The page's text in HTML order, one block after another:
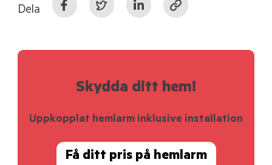
Dela
Skydda ditt hem!
Uppkopplat hemlarm inklusive installation
Få ditt pris på hemlarm